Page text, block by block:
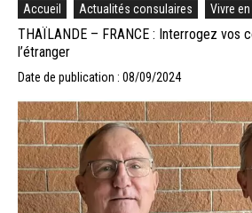
Accueil Actualités consulaires Vivre
THAÏLANDE – FRANCE : Interrogez vos
l’étranger
Date de publication : 08/09/2024